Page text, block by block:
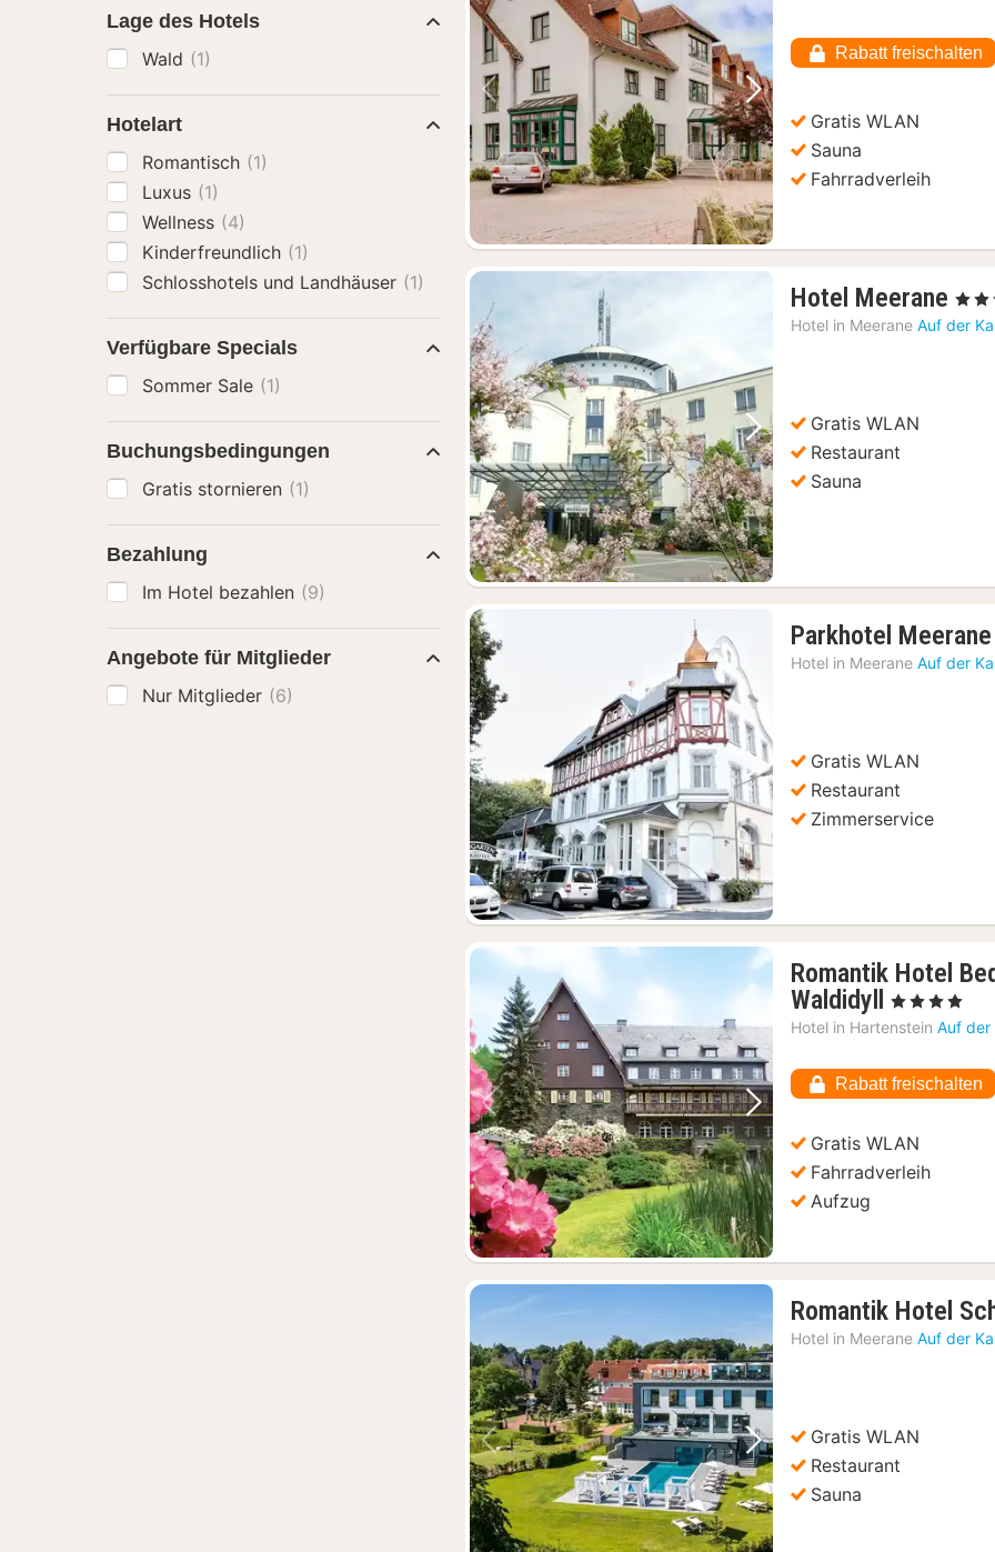
Vorheriges Bild Nächstes Bild
Rabatt freischalten
Gratis WLAN
Sauna
Fahrradverleih
Vorheriges Bild Nächstes Bild
Hotel Meerane 1
, 4
Hotel in Meerane Auf der
Gratis WLAN
Restaurant
Sauna
Vorheriges Bild Nächstes Bild
Parkhotel Meerane
Hotel in Meerane Auf der
Gratis WLAN
Restaurant
Zimmerservice
Vorheriges Bild Nächstes Bild
Romantik Hotel
Waldidyll
1
Nacht
121,96
€
, 4 Sterne
Hotel in Hartenstein Auf der
Rabatt freischalten
Gratis WLAN
Fahrradverleih
Aufzug
Vorheriges Bild Nächstes Bild
Romantik Hotel
Hotel in Meerane Auf der
Gratis WLAN
Restaurant
Sauna
Lage des Hotels
Wald (1)
Hotelart
Romantisch (1)
Luxus (1)
Wellness (4)
Kinderfreundlich (1)
Schlosshotels und Landhäuser (1)
Verfügbare Specials
Sommer Sale (1)
Buchungsbedingungen
Gratis stornieren (1)
Bezahlung
Im Hotel bezahlen (9)
Angebote für Mitglieder
Nur Mitglieder (6)